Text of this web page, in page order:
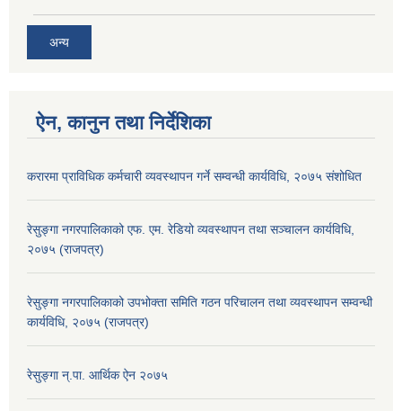
अन्य
ऐन, कानुन तथा निर्देशिका
करारमा प्राविधिक कर्मचारी व्यवस्थापन गर्ने सम्वन्धी कार्यविधि, २०७५ संशोधित
रेसुङ्गा नगरपालिकाको एफ. एम. रेडियो व्यवस्थापन तथा सञ्चालन कार्यविधि,
२०७५ (राजपत्र)
रेसुङ्गा नगरपालिकाको उपभोक्ता समिति गठन परिचालन तथा व्यवस्थापन सम्वन्धी
कार्यविधि, २०७५ (राजपत्र)
रेसुङ्गा न्.पा. आर्थिक ऐन २०७५